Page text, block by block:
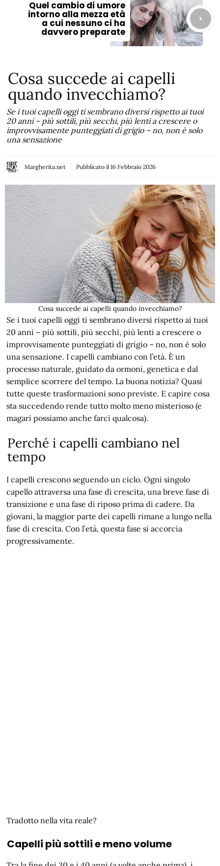
Quel cambio di umore
intorno alla mezza età
a cui nessuno ci ha
davvero preparate
Cosa succede ai capelli
quando invecchiamo?
Se i tuoi capelli oggi ti sembrano diversi rispetto ai tuoi
20 anni – più sottili, più secchi, più lenti a crescere o
improvvisamente punteggiati di grigio – no, non è solo
una sensazione
Margherita.net Pubblicato il 16 Febbraio 2026
Cosa succede ai capelli quando invecchiamo?
Se i tuoi capelli oggi ti sembrano diversi rispetto ai tuoi
20 anni – più sottili, più secchi, più lenti a crescere o
improvvisamente punteggiati di grigio – no, non è solo
una sensazione. I capelli cambiano con l’età. È un
processo naturale, guidato da ormoni, genetica e dal
semplice scorrere del tempo. La buona notizia? Quasi
tutte queste trasformazioni sono previste. E capire cosa
sta succedendo rende tutto molto meno misterioso (e
magari possiamo anche farci qualcosa).
Perché i capelli cambiano nel
tempo
I capelli crescono seguendo un ciclo. Ogni singolo
capello attraversa una fase di crescita, una breve fase di
transizione e una fase di riposo prima di cadere. Da
giovani, la maggior parte dei capelli rimane a lungo nella
fase di crescita. Con l’età, questa fase si accorcia
progressivamente.
Tradotto nella vita reale?
Capelli più sottili e meno volume